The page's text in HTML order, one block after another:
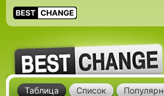
Таблица Список